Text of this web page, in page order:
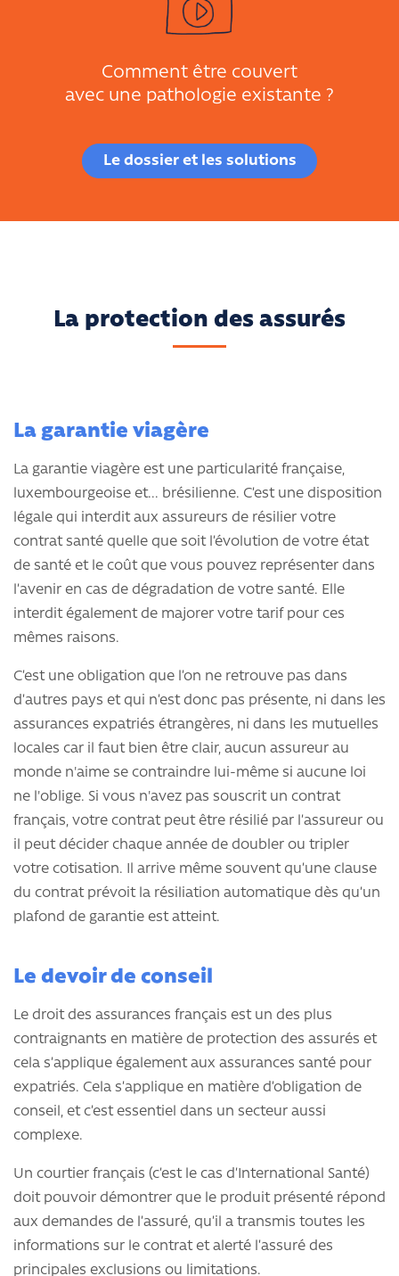
Comment être couvert
avec une pathologie existante ?
Le dossier et les solutions
La protection des assurés
La garantie viagère
La garantie viagère est une particularité française,
luxembourgeoise et... brésilienne. C’est une disposition
légale qui interdit aux assureurs de résilier votre
contrat santé quelle que soit l’évolution de votre état
de santé et le coût que vous pouvez représenter dans
l’avenir en cas de dégradation de votre santé. Elle
interdit également de majorer votre tarif pour ces
mêmes raisons.
C’est une obligation que l’on ne retrouve pas dans
d’autres pays et qui n’est donc pas présente, ni dans les
assurances expatriés étrangères, ni dans les mutuelles
locales car il faut bien être clair, aucun assureur au
monde n'aime se contraindre lui-même si aucune loi
ne l'oblige. Si vous n'avez pas souscrit un contrat
français, votre contrat peut être résilié par l’assureur ou
il peut décider chaque année de doubler ou tripler
votre cotisation. Il arrive même souvent qu’une clause
du contrat prévoit la résiliation automatique dès qu’un
plafond de garantie est atteint.
Le devoir de conseil
Le droit des assurances français est un des plus
contraignants en matière de protection des assurés et
cela s’applique également aux assurances santé pour
expatriés. Cela s’applique en matière d’obligation de
conseil, et c’est essentiel dans un secteur aussi
complexe.
Un courtier français (c’est le cas d’International Santé)
doit pouvoir démontrer que le produit présenté répond
aux demandes de l’assuré, qu’il a transmis toutes les
informations sur le contrat et alerté l’assuré des
principales exclusions ou limitations.